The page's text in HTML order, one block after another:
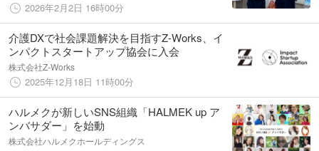
2026年2月2日 16時00分
介護DXで社会課題解決を目指すZ-Works、イ
ンパクトスタートアップ協会に入会
株式会社Z-Works
2025年12月18日 11時00分
ハルメクが新しいSNS組織「HALMEK up ア
ンバサダー」を始動
株式会社ハルメクホールディングス